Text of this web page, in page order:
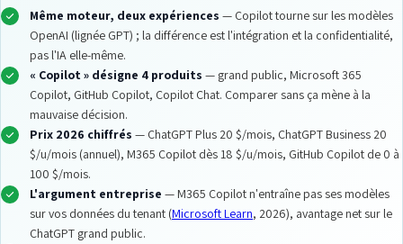
Même moteur, deux expériences — Copilot tourne sur les modèles
OpenAI (lignée GPT) ; la différence est l'intégration et la confidentialité,
pas l'IA elle-même.
« Copilot » désigne 4 produits — grand public, Microsoft 365
Copilot, GitHub Copilot, Copilot Chat. Comparer sans ça mène à la
mauvaise décision.
Prix 2026 chiffrés — ChatGPT Plus 20 $/mois, ChatGPT Business 20
$/u/mois (annuel), M365 Copilot dès 18 $/u/mois, GitHub Copilot de 0 à
100 $/mois.
L'argument entreprise — M365 Copilot n'entraîne pas ses modèles
sur vos données du tenant (Microsoft Learn, 2026), avantage net sur le
ChatGPT grand public.